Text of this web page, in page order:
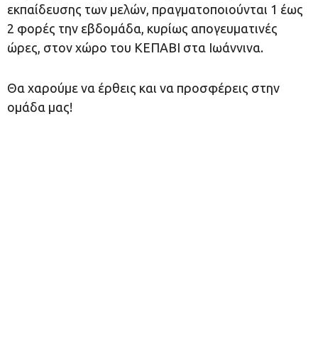
εκπαίδευσης των μελών, πραγματοποιούνται 1 έως
2 φορές την εβδομάδα, κυρίως απογευματινές
ώρες, στον χώρο του ΚΕΠΑΒΙ στα Ιωάννινα.
Θα χαρούμε να έρθεις και να προσφέρεις στην
ομάδα μας!